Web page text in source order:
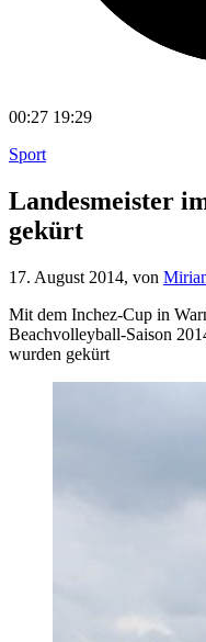
00:27 19:29
Sport
Landesmeister
gekürt
17. August 2014, von
Mit dem Inchez-Cup in
Beachvolleyball-Saison
wurden gekürt